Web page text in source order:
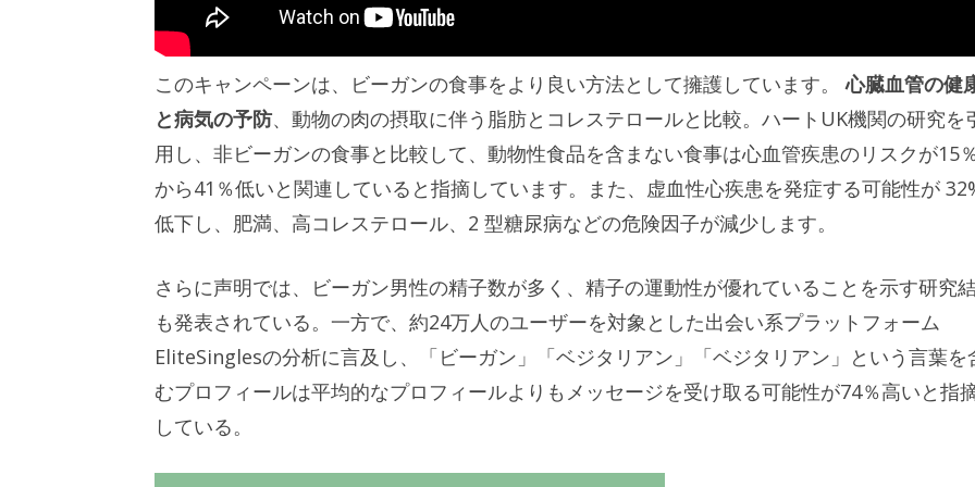
このキャンペーンは、ビーガンの食事をより良い方法として擁護しています。
心臓血管の健
と病気の予防、動物の肉の摂取に伴う脂肪とコレステロールと比較。ハートUK機関の研究を
用し、非ビーガンの食事と比較して、動物性食品を含まない食事は心血管疾患のリスクが15％
から41％低いと関連していると指摘しています。また、虚血性心疾患を発症する可能性が
低下し、肥満、高コレステロール、2 型糖尿病などの危険因子が減少します。
さらに声明では、ビーガン男性の精子数が多く、精子の運動性が優れていることを示す研究
も発表されている。一方で、約24万人のユーザーを対象とした出会い系プラットフォーム
EliteSinglesの分析に言及し、「ビーガン」「ベジタリアン」「ベジタリアン」という言葉を
むプロフィールは平均的なプロフィールよりもメッセージを受け取る可能性が74％高いと指
している。